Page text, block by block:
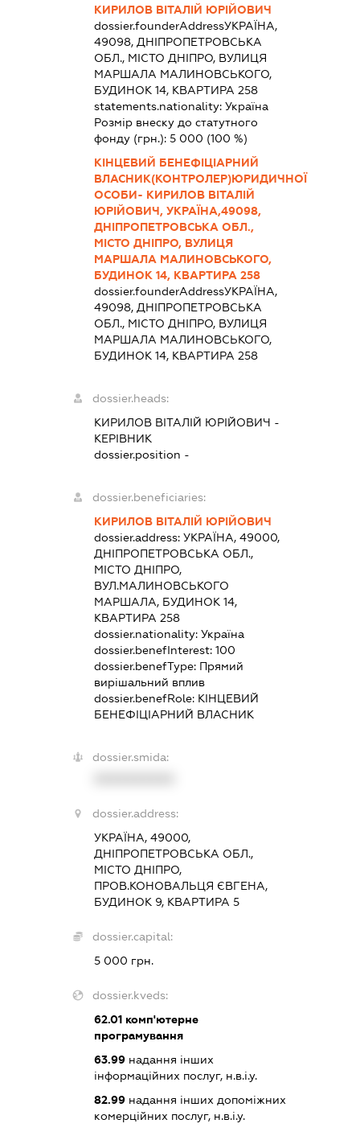
КИРИЛОВ ВІТАЛІЙ ЮРІЙОВИЧ
dossier.founderAddressУКРАЇНА,
49098, ДНІПРОПЕТРОВСЬКА
ОБЛ., МІСТО ДНІПРО, ВУЛИЦЯ
МАРШАЛА МАЛИНОВСЬКОГО,
БУДИНОК 14, КВАРТИРА 258
statements.nationality: Україна
Розмір внеску до статутного
фонду (грн.): 5 000 (100 %)
КІНЦЕВИЙ БЕНЕФІЦІАРНИЙ
ВЛАСНИК(КОНТРОЛЕР)ЮРИДИЧНОЇ
ОСОБИ- КИРИЛОВ ВІТАЛІЙ
ЮРІЙОВИЧ, УКРАЇНА,49098,
ДНІПРОПЕТРОВСЬКА ОБЛ.,
МІСТО ДНІПРО, ВУЛИЦЯ
МАРШАЛА МАЛИНОВСЬКОГО,
БУДИНОК 14, КВАРТИРА 258
dossier.founderAddressУКРАЇНА,
49098, ДНІПРОПЕТРОВСЬКА
ОБЛ., МІСТО ДНІПРО, ВУЛИЦЯ
МАРШАЛА МАЛИНОВСЬКОГО,
БУДИНОК 14, КВАРТИРА 258
dossier.heads:
КИРИЛОВ ВІТАЛІЙ ЮРІЙОВИЧ -
КЕРІВНИК
dossier.position -
dossier.beneficiaries:
КИРИЛОВ ВІТАЛІЙ ЮРІЙОВИЧ
dossier.address: УКРАЇНА, 49000,
ДНІПРОПЕТРОВСЬКА ОБЛ.,
МІСТО ДНІПРО,
ВУЛ.МАЛИНОВСЬКОГО
МАРШАЛА, БУДИНОК 14,
КВАРТИРА 258
dossier.nationality: Україна
dossier.benefInterest: 100
dossier.benefType: Прямий
вирішальний вплив
dossier.benefRole: КІНЦЕВИЙ
БЕНЕФІЦІАРНИЙ ВЛАСНИК
dossier.smida:
dossier.address:
УКРАЇНА, 49000,
ДНІПРОПЕТРОВСЬКА ОБЛ.,
МІСТО ДНІПРО,
ПРОВ.КОНОВАЛЬЦЯ ЄВГЕНА,
БУДИНОК 9, КВАРТИРА 5
dossier.capital:
5 000 грн.
dossier.kveds:
62.01комп'ютерне
програмування
63.99надання інших
інформаційних послуг, н.в.і.у.
82.99надання інших допоміжних
комерційних послуг, н.в.і.у.